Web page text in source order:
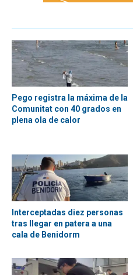
Pego registra la máxima de la
Comunitat con 40 grados en
plena ola de calor
Interceptadas diez personas
tras llegar en patera a una
cala de Benidorm